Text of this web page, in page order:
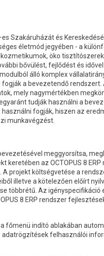
Szakáruházát és
életmód jegyében - a
öko
bővülést, fejlődést és
álló komplex
a bevezetendő
mely nagymértékben
tudják használni a
fogják, hiszen az
munkavégzést.
meggyorsítsa,
az OCTOPUS 8
projekt költségvetése a
illetve a kötelezően előírt
többrétű. Az
8 ERP rendszer
indító ablakában
felhasználói